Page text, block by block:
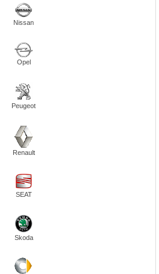
Nissan
Opel
Peugeot
Renault
SEAT
Skoda